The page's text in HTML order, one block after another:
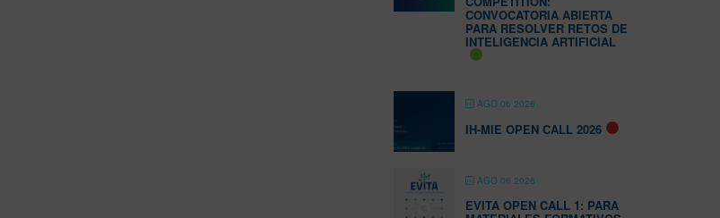
CONVOCATORIA ABIERTA
PARA RESOLVER RETOS DE
INTELIGENCIA ARTIFICIAL
AGO 06 2026
IH-MIE OPEN CALL 2026
AGO 06 2026
EVITA OPEN CALL 1: PARA